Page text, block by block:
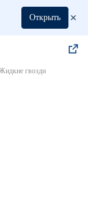
Открыть
гвозди